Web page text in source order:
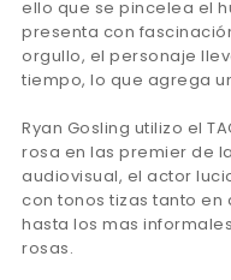
ello que se pincelea el
presenta con
orgullo, el personaje
tiempo, lo que agrega
Ryan Gosling utilizo el
rosa en las premier de
audiovisual, el actor
con tonos tizas tanto
hasta los mas
rosas.